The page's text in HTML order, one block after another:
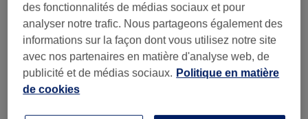
Avis sur l'établissement
4,9
des fonctionnalités de médias sociaux et pour
analyser notre trafic. Nous partageons également des
informations sur la façon dont vous utilisez notre site
avec nos partenaires en matière d'analyse web, de
publicité et de médias sociaux. Politique en matière
de cookies